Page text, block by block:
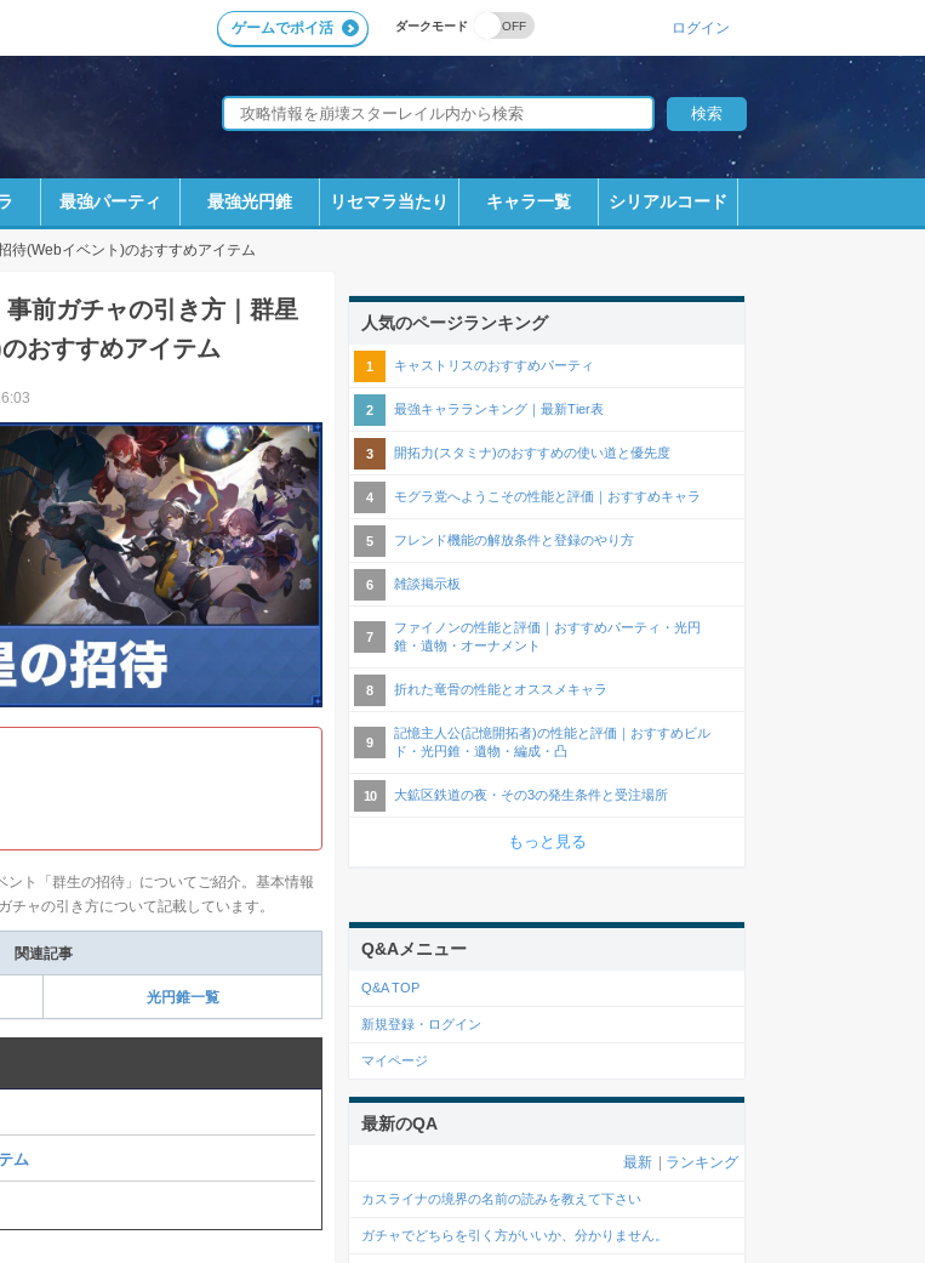
ダークモード
ゲームでポイ活 ログイン
最強パーティ 最強光円錐 リセマラ当たり キャラ一覧 シリアルコード
待(Webイベント)のおすすめアイテム
事前ガチャの引き方｜群星
おすすめアイテム
ント「群生の招待」についてご紹介。基本情報
ャの引き方について記載しています。
関連記事
光円錐一覧
ム
人気のページランキング
キャストリスのおすすめパーティ
最強キャラランキング｜最新Tier表
開拓力(スタミナ)のおすすめの使い道と優先度
モグラ党へようこその性能と評価｜おすすめキャラ
フレンド機能の解放条件と登録のやり方
雑談掲示板
ファイノンの性能と評価｜おすすめパーティ・光円
錐・遺物・オーナメント
折れた竜骨の性能とオススメキャラ
記憶主人公(記憶開拓者)の性能と評価｜おすすめビル
ド・光円錐・遺物・編成・凸
大鉱区鉄道の夜・その3の発生条件と受注場所
もっと見る
Q&Aメニュー
Q&A TOP
新規登録・ログイン
マイページ
最新のQA
最新 ランキング
カスライナの境界の名前の読みを教えて下さい
ガチャでどちらを引く方がいいか、分かりません。